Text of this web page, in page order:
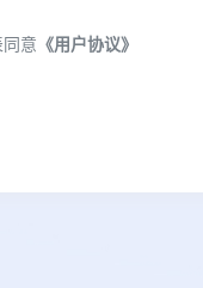
意 《用户协议》